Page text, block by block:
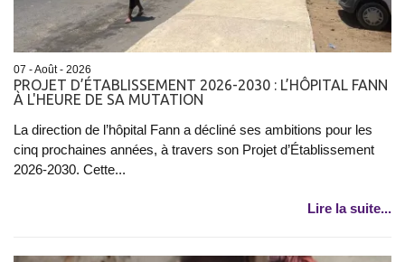
07 - Août - 2026
PROJET D’ÉTABLISSEMENT 2026-2030 : L’HÔPITAL FANN
À L'HEURE DE SA MUTATION
La direction de l’hôpital Fann a décliné ses ambitions pour les
cinq prochaines années, à travers son Projet d’Établissement
2026-2030. Cette...
Lire la suite...